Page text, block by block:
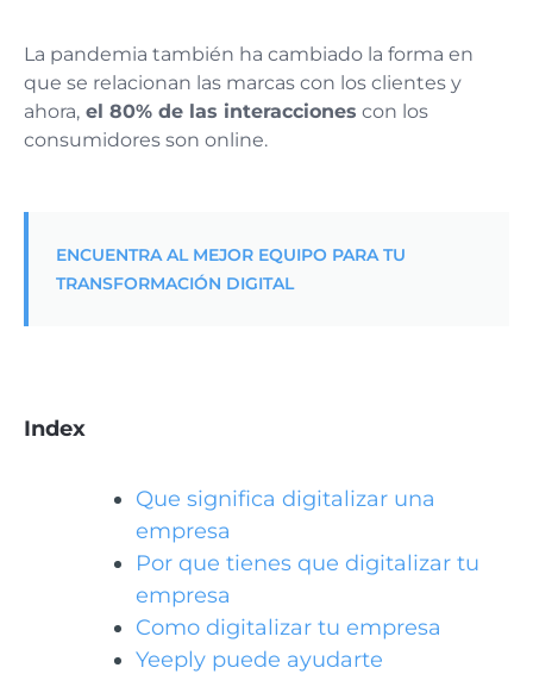
La pandemia también ha cambiado la forma en
que se relacionan las marcas con los clientes y
ahora, el 80% de las interacciones con los
consumidores son online.
ENCUENTRA AL MEJOR EQUIPO PARA TU
TRANSFORMACIÓN DIGITAL
Index
Que significa digitalizar una
empresa
Por que tienes que digitalizar tu
empresa
Como digitalizar tu empresa
Yeeply puede ayudarte